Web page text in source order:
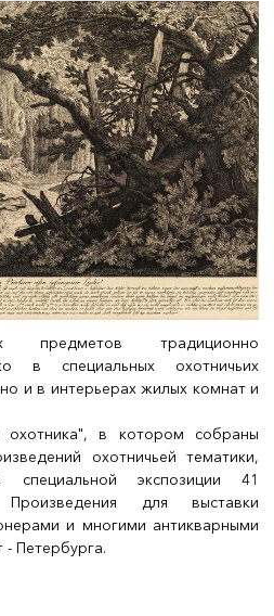
предметов традиционно
в специальных охотничьих
и в интерьерах жилых комнат и
охотника", в котором собраны
охотничьей тематики,
экспозиции 41
Произведения для выставки
и многими антикварными
Петербурга.